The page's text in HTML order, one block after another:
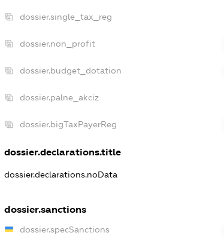
dossier.single_tax_reg
dossier.non_profit
dossier.budget_dotation
dossier.palne_akciz
dossier.bigTaxPayerReg
dossier.declarations.title
dossier.declarations.noData
dossier.sanctions
dossier.specSanctions